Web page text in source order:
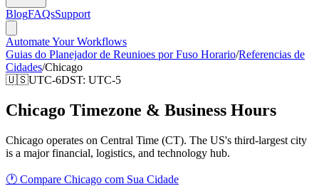
BlogFAQsSupport
Automate Your Workflows
Guias do Planejador de Reunioes por Fuso Horario/Referencias de
Cidades/Chicago
🇺🇸UTC-6DST: UTC-5
Chicago Timezone & Business Hours
Chicago operates on Central Time (CT). The US's third-largest city
is a major financial, logistics, and technology hub.
🕐 Compare Chicago com Sua Cidade